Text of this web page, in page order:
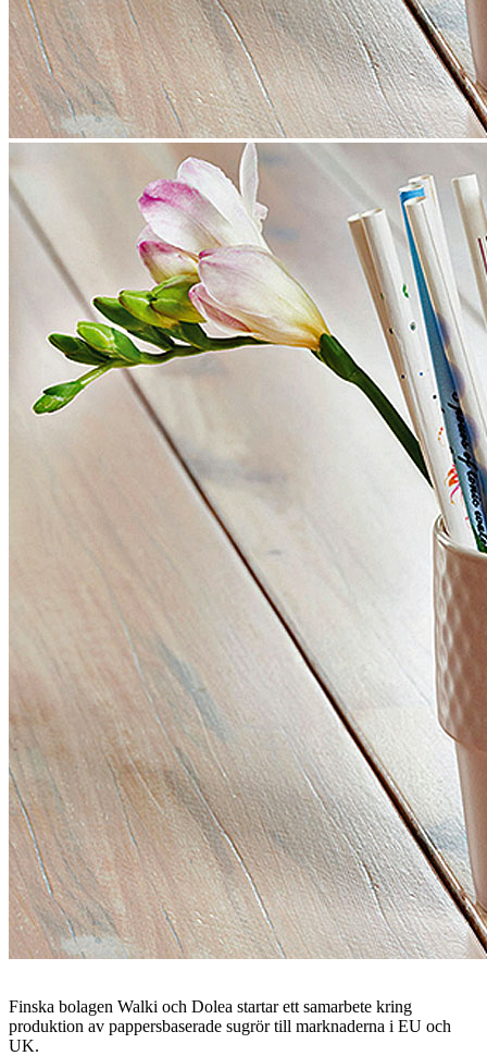
Finska bolagen Walki och Dolea startar ett samarbete kring
produktion av pappersbaserade sugrör till marknaderna i EU och
UK.